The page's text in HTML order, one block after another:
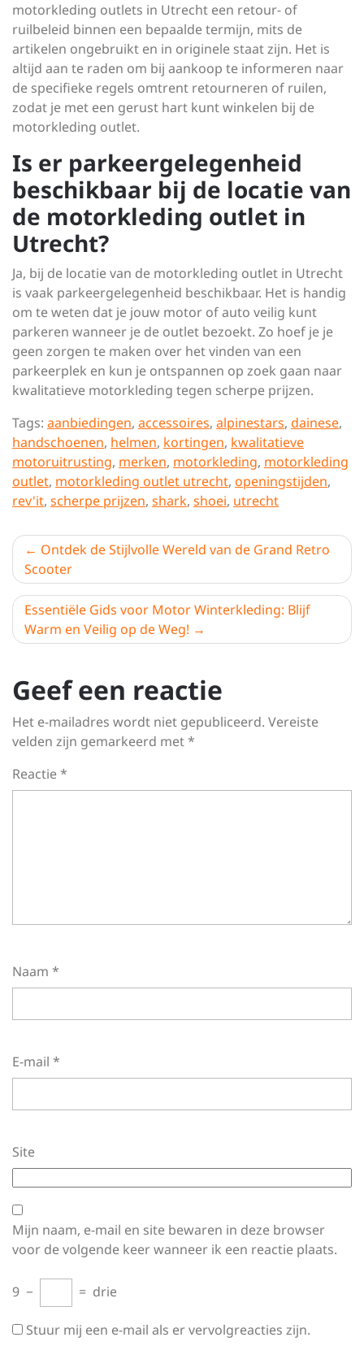
motorkleding outlets in Utrecht een retour- of
ruilbeleid binnen een bepaalde termijn, mits de
artikelen ongebruikt en in originele staat zijn. Het is
altijd aan te raden om bij aankoop te informeren naar
de specifieke regels omtrent retourneren of ruilen,
zodat je met een gerust hart kunt winkelen bij de
motorkleding outlet.
Is er parkeergelegenheid
beschikbaar bij de locatie van
de motorkleding outlet in
Utrecht?
Ja, bij de locatie van de motorkleding outlet in Utrecht
is vaak parkeergelegenheid beschikbaar. Het is handig
om te weten dat je jouw motor of auto veilig kunt
parkeren wanneer je de outlet bezoekt. Zo hoef je je
geen zorgen te maken over het vinden van een
parkeerplek en kun je ontspannen op zoek gaan naar
kwalitatieve motorkleding tegen scherpe prijzen.
Tags: aanbiedingen, accessoires, alpinestars, dainese,
handschoenen, helmen, kortingen, kwalitatieve
motoruitrusting, merken, motorkleding, motorkleding
outlet, motorkleding outlet utrecht, openingstijden,
rev'it, scherpe prijzen, shark, shoei, utrecht
Berichtnavigatie
Ontdek de Stijlvolle Wereld van de Grand Retro
Scooter
Essentiële Gids voor Motor Winterkleding: Blijf
Warm en Veilig op de Weg!
Geef een reactie
Het e-mailadres wordt niet gepubliceerd. Vereiste
velden zijn gemarkeerd met*
Reactie*
Naam *
E-mail *
Site
Mijn naam, e-mail en site bewaren in deze browser
voor de volgende keer wanneer ik een reactie plaats.
9 − = drie
Stuur mij een e-mail als er vervolgreacties zijn.